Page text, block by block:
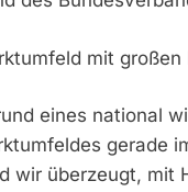
mit großen
eines national
gerade
wir überzeugt, mit